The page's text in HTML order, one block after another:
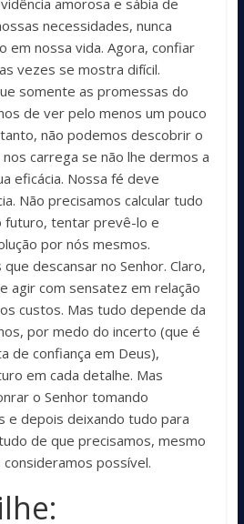
necessidades, nunca
em nossa vida. Agora, confiar
vezes se mostra difícil.
somente as promessas do
de ver pelo menos um pouco
não podemos descobrir o
carrega se não lhe dermos a
eficácia. Nossa fé deve
Não precisamos calcular tudo
futuro, tentar prevê-lo e
por nós mesmos.
descansar no Senhor. Claro,
agir com sensatez em relação
custos. Mas tudo depende da
por medo do incerto (que é
de confiança em Deus),
em cada detalhe. Mas
o Senhor tomando
​​e depois deixando tudo para
de que precisamos, mesmo
possível.